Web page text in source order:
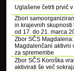
Uglašene četrti prvič v
Zbori
in krajevnih skupnosti
od 17. do 21. marca
Zbor SČS Magdalena:
Magdalenčani aktivni
za spremembe
Zbor SČS Koroška
aktivirati še več